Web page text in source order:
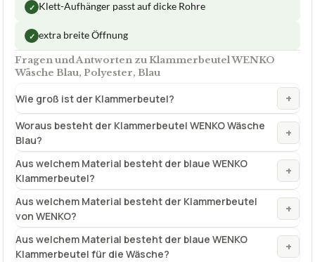
✓ Klett-Aufhänger passt auf dicke Rohre
✓ extra breite Öffnung
Fragen und Antworten zu Klammerbeutel WENKO
Wäsche Blau, Polyester, Blau
Wie groß ist der Klammerbeutel? +
Woraus besteht der Klammerbeutel WENKO Wäsche
Blau?
+
Aus welchem Material besteht der blaue WENKO
Klammerbeutel?
+
Aus welchem Material besteht der Klammerbeutel
von WENKO?
+
Aus welchem Material besteht der blaue WENKO
Klammerbeutel für die Wäsche?
+